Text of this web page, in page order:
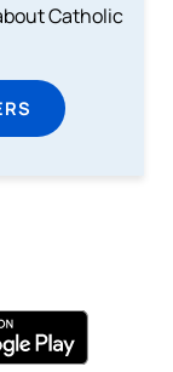
Catholic